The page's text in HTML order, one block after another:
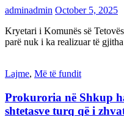
adminadmin October 5, 2025
Kryetari i Komunës së
parë nuk i ka realizuar të
Lajme, Më të fundit
Prokuroria në Shkup
shtetasve turq që i